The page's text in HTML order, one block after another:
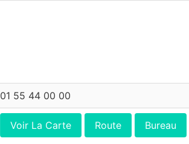
01 55 44 00 00
Voir La Carte Route Bureau